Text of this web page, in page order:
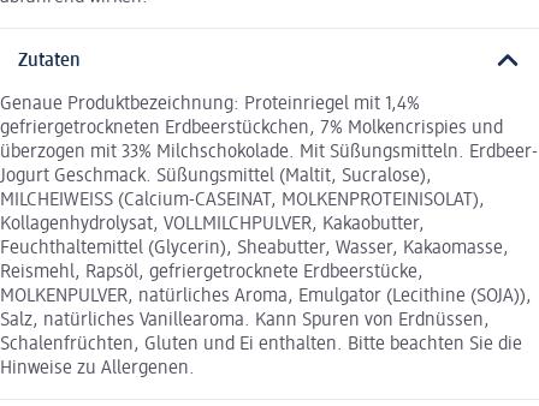
Zutaten
Genaue Produktbezeichnung: Proteinriegel mit 1,4%
gefriergetrockneten Erdbeerstückchen, 7% Molkencrispies und
überzogen mit 33% Milchschokolade. Mit Süßungsmitteln. Erdbeer-
Jogurt Geschmack. Süßungsmittel (Maltit, Sucralose),
MILCHEIWEISS (Calcium-CASEINAT, MOLKENPROTEINISOLAT),
Kollagenhydrolysat, VOLLMILCHPULVER, Kakaobutter,
Feuchthaltemittel (Glycerin), Sheabutter, Wasser, Kakaomasse,
Reismehl, Rapsöl, gefriergetrocknete Erdbeerstücke,
MOLKENPULVER, natürliches Aroma, Emulgator (Lecithine (SOJA)),
Salz, natürliches Vanillearoma. Kann Spuren von Erdnüssen,
Schalenfrüchten, Gluten und Ei enthalten. Bitte beachten Sie die
Hinweise zu Allergenen.